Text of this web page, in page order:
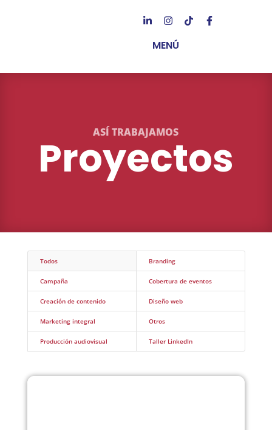
MENÚ
ASÍ TRABAJAMOS
Proyectos
Todos Branding
Campaña Cobertura de eventos
Creación de contenido Diseño web
Marketing integral Otros
Producción audiovisual Taller LinkedIn